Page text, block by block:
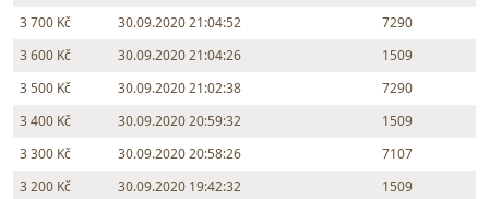
3 700 Kč
30.09.2020 21:04:52
7290
3 600 Kč
30.09.2020 21:04:26
1509
3 500 Kč
30.09.2020 21:02:38
7290
3 400 Kč
30.09.2020 20:59:32
1509
3 300 Kč
30.09.2020 20:58:26
7107
3 200 Kč
30.09.2020 19:42:32
1509